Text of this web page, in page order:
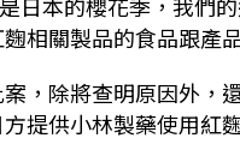
相關製品的食品跟產
，除將查明原因外，
提供小林製藥使用紅